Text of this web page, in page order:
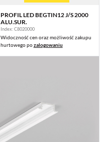
PROFIL LED BEGTIN12 J/S 2000
ALU.SUR.
Index: C8020000
Widoczność cen oraz możliwość zakupu
hurtowego pozalogowaniu